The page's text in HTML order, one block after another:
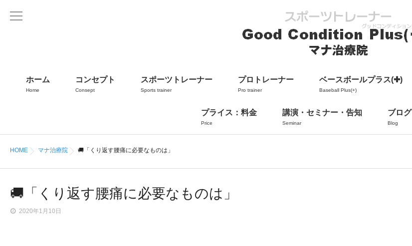
ホーム
Home
コンセプト
Consept
スポーツトレーナー
Sports trainer
プロトレーナー
Pro trainer
ベースボールプラス(✚)
Baseball Plus(+)
プライス：料金
Price
講演・セミナー・告知
Seminar
ブログ
Blog
HOME マナ治療院 🚚「くり返す腰痛に必要なものは」
🚚「くり返す腰痛に必要なものは」
2020年1月10日